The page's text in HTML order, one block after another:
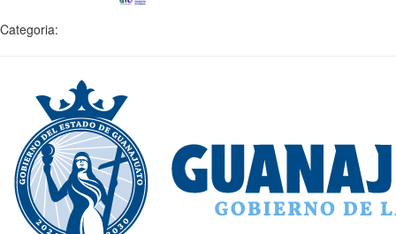
Categoria: